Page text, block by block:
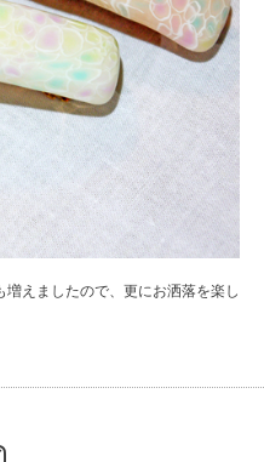
えましたので、更にお洒落を楽し